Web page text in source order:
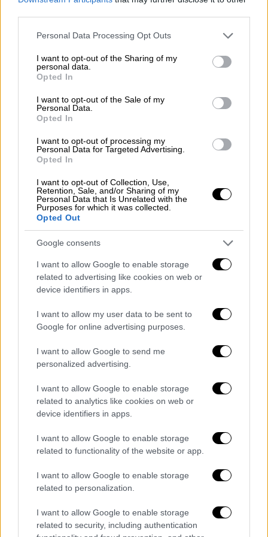
Please note that this website/app uses one or more Google
not limited to your visit or usage behaviour. You may click to
grant or deny consent to Google and its third-party tags to
use your data for below specified purposes in below Google
consent section.
Personal Data Processing Opt Outs
I want to opt-out of the Sharing of my
personal data.
Opted In
I want to opt-out of the Sale of my
Personal Data.
Opted In
I want to opt-out of processing my
Personal Data for Targeted Advertising.
Opted In
I want to opt-out of Collection, Use,
Retention, Sale, and/or Sharing of my
Personal Data that Is Unrelated with the
Purposes for which it was collected.
Opted Out
Google consents
I want to allow Google to enable storage
related to advertising like cookies on web or
device identifiers in apps.
I want to allow my user data to be sent to
Google for online advertising purposes.
I want to allow Google to send me
personalized advertising.
I want to allow Google to enable storage
related to analytics like cookies on web or
device identifiers in apps.
I want to allow Google to enable storage
related to functionality of the website or app.
I want to allow Google to enable storage
related to personalization.
I want to allow Google to enable storage
related to security, including authentication
φωτογραφίεςαπό τη στιγμή που ο
Πούτιν
μπήκε στην αίθουσα την Τρίτη με την
προσδοκία ότι ο Ερντογάν θα ακολουθούσε
έμεινεόρθιοςεν μέσω του ήχου των
κλείστρωντων
Με τα χέρια του ενωμένα μπροστά του, ο
Ρώσοςηγέτης εθεάθη να κουνάει
διάρκεια της αναμονής των 50
δευτερολέπτων. Τελικά, ο Πούτιν άφησε τα
χέρια του να πέσουν στα πλευρά του με μια
υποψία εκνευρισμού, καθώς ο Ερντογάν
εμφανίστηκε μέ άνεση για την καθιερωμένη
χειραψία.
...pic.twitter.com/oyTubLlJtA
— Christo Grozev (@christogrozev)
July 19, 2022
«Αυτά τα 50 δευτερόλεπτα που ο Ερντογάν
δείχνοντας εξαντλημένος μπροστά στις
κάμερες, λένε πολλά για το πόσα έχουν
ανάρτησή της στοTwitterη Τζόις Καράμ,
ανώτερη ανταποκρίτρια του οργανισμού
μέσων ενημέρωσης της Μέσης Ανατολής
National News.
Η Καράμ χαρακτήρισε την ανταλλαγή «γλυκιά
εκδίκηση» για τονΕρντογάναφού ο